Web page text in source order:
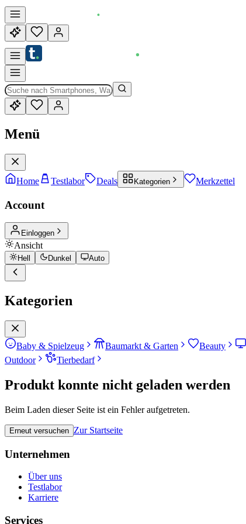
Menü
Home Testlabor Deals Kategorien Merkzettel
Account
Einloggen
Ansicht
Hell Dunkel Auto
Kategorien
Baby & Spielzeug Baumarkt & Garten Beauty
Outdoor
Tierbedarf
Produkt konnte nicht geladen werden
Beim Laden dieser Seite ist ein Fehler aufgetreten.
Erneut versuchen Zur Startseite
Unternehmen
Über uns
Testlabor
Karriere
Services